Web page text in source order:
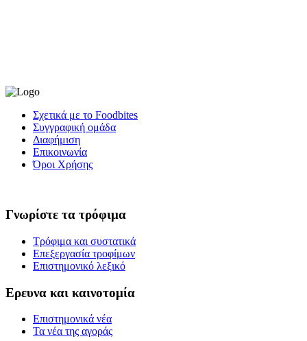
Σχετικά με το Foodbites
Συγγραφική ομάδα
Διαφήμιση
Επικοινωνία
Όροι Χρήσης
Γνωρίστε τα τρόφιμα
Τρόφιμα και συστατικά
Επεξεργασία τροφίμων
Επιστημονικό λεξικό
Ερευνα και καινοτομία
Επιστημονικά νέα
Τα νέα της αγοράς